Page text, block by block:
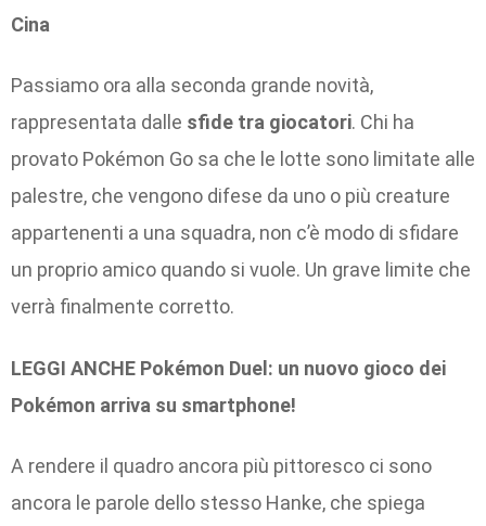
Cina
Passiamo ora alla seconda grande novità,
rappresentata dalle sfide tra giocatori. Chi ha
provato Pokémon Go sa che le lotte sono limitate alle
palestre, che vengono difese da uno o più creature
appartenenti a una squadra, non c’è modo di sfidare
un proprio amico quando si vuole. Un grave limite che
verrà finalmente corretto.
LEGGI ANCHE Pokémon Duel: un nuovo gioco dei
Pokémon arriva su smartphone!
A rendere il quadro ancora più pittoresco ci sono
ancora le parole dello stesso Hanke, che spiega